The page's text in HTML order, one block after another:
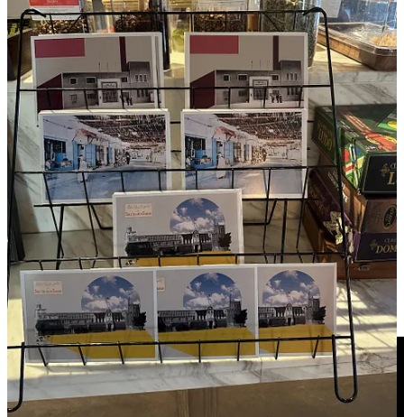
pentru alte informații despre acest eveniment.
📍Barajas, 28042 Madrid, Spain
🗓️ 11 - 13 aprilie
Le Paris Café Festival se va desfășura în perioada 11 - 13 aprilie.
Notează-ți data și stai cu ochii peCoffeelicious: the weekly brew
pentru alte informații despre acest eveniment.
📍Le Paris Café Festival - Le Carreau du Temple, 4 Rue Eugène
Spuller, 75003 Paris, France
🤔 Tip Of The Week
7 sfaturi pentru a face o cafea mai bună acasă….